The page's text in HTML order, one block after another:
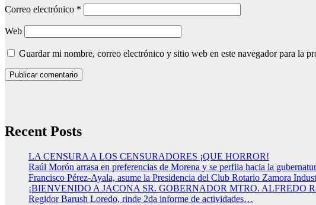
Correo electrónico *
Web
Guardar mi nombre, correo electrónico y sitio web en este navegador para la
Recent Posts
LA CENSURA A LOS CENSURADORES ¡QUE HORROR!
Raúl Morón arrasa en preferencias de Morena y se perfila hacia la
Francisco Pérez-Ayala, asume la Presidencia del Club Rotario Zamora
¡BIENVENIDO A JACONA SR. GOBERNADOR MTRO. ALFREDO
Regidor Barush Loredo, rinde 2da informe de actividades…